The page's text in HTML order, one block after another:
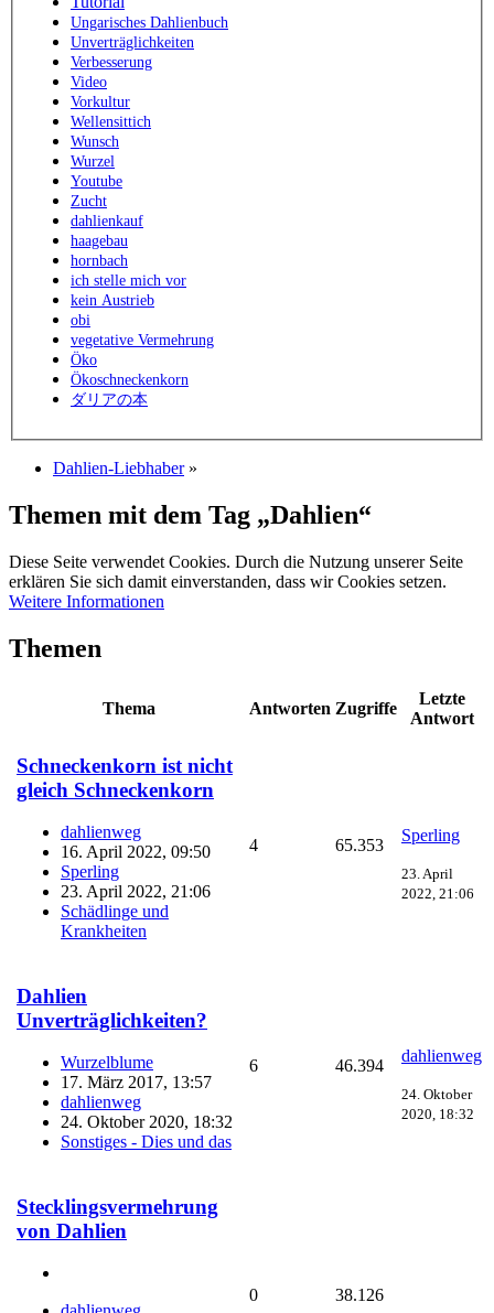
Ungarisches Dahlienbuch
Unverträglichkeiten
Verbesserung
Video
Vorkultur
Wellensittich
Wunsch
Wurzel
Youtube
Zucht
dahlienkauf
haagebau
hornbach
ich stelle mich vor
kein Austrieb
obi
vegetative Vermehrung
Öko
Ökoschneckenkorn
ダリアの本
Dahlien-Liebhaber »
Themen mit dem Tag „Dahlien“
Diese Seite verwendet Cookies. Durch die Nutzung unserer Seite
erklären Sie sich damit einverstanden, dass wir Cookies setzen.
Weitere Informationen
Themen
Thema Antworten Zugriffe
Letzte
Antwort
Schneckenkorn ist nicht
gleich Schneckenkorn
dahlienweg
16. April 2022, 09:50
Sperling
23. April 2022, 21:06
Schädlinge und
Krankheiten
4 65.353
Sperling
23. April
2022, 21:06
Dahlien
Unverträglichkeiten?
Wurzelblume
17. März 2017, 13:57
dahlienweg
24. Oktober 2020, 18:32
Sonstiges - Dies und das
6 46.394
dahlienweg
24. Oktober
2020, 18:32
Stecklingsvermehrung
von Dahlien
0 38.126